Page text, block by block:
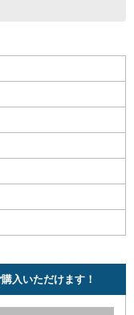
入いただけます！